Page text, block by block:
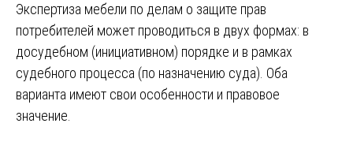
Экспертиза мебели по делам о защите прав
потребителей может проводиться в двух формах: в
досудебном (инициативном) порядке и в рамках
судебного процесса (по назначению суда). Оба
варианта имеют свои особенности и правовое
значение.